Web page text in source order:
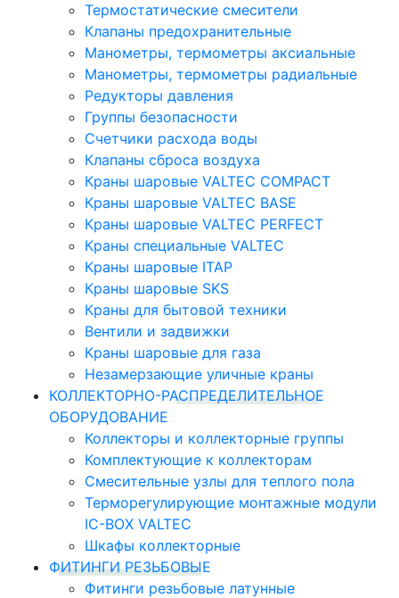
Термостатические смесители
Клапаны предохранительные
Манометры, термометры аксиальные
Манометры, термометры радиальные
Редукторы давления
Группы безопасности
Счетчики расхода воды
Клапаны сброса воздуха
Краны шаровые VALTEC COMPACT
Краны шаровые VALTEC BASE
Краны шаровые VALTEC PERFECT
Краны специальные VALTEC
Краны шаровые ITAP
Краны шаровые SKS
Краны для бытовой техники
Вентили и задвижки
Краны шаровые для газа
Незамерзающие уличные краны
КОЛЛЕКТОРНО-РАСПРЕДЕЛИТЕЛЬНОЕ
ОБОРУДОВАНИЕ
Коллекторы и коллекторные группы
Комплектующие к коллекторам
Смесительные узлы для теплого пола
Терморегулирующие монтажные модули
IC-BOX VALTEC
Шкафы коллекторные
ФИТИНГИ РЕЗЬБОВЫЕ
Фитинги резьбовые латунные